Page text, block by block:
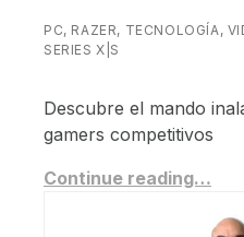
PC, RAZER, TECNOLOGÍA ,
SERIES X|S
Descubre el mando
gamers competitivos
Continue reading…